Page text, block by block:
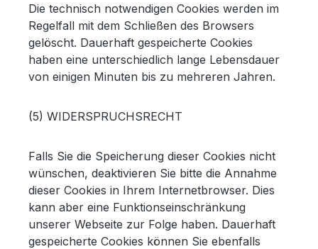
Die technisch notwendigen Cookies werden im
Regelfall mit dem Schließen des Browsers
gelöscht. Dauerhaft gespeicherte Cookies
haben eine unterschiedlich lange Lebensdauer
von einigen Minuten bis zu mehreren Jahren.
(5) WIDERSPRUCHSRECHT
Falls Sie die Speicherung dieser Cookies nicht
wünschen, deaktivieren Sie bitte die Annahme
dieser Cookies in Ihrem Internetbrowser. Dies
kann aber eine Funktionseinschränkung
unserer Webseite zur Folge haben. Dauerhaft
gespeicherte Cookies können Sie ebenfalls